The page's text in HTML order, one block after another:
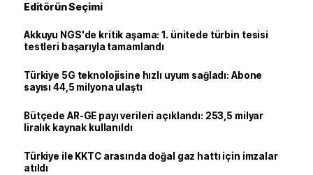
Editörün Seçimi
Akkuyu NGS'de kritik aşama: 1. ünitede türbin tesisi
testleri başarıyla tamamlandı
Türkiye 5G teknolojisine hızlı uyum sağladı: Abone
sayısı 44,5 milyona ulaştı
Bütçede AR-GE payı verileri açıklandı: 253,5 milyar
liralık kaynak kullanıldı
Türkiye ile KKTC arasında doğal gaz hattı için imzalar
atıldı